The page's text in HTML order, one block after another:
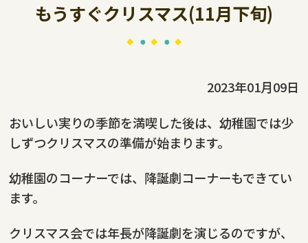
もうすぐクリスマス(11月下旬)
2023年01月09日
おいしい実りの季節を満喫した後は、幼稚園では少
しずつクリスマスの準備が始まります。
幼稚園のコーナーでは、降誕劇コーナーもできてい
ます。
クリスマス会では年長が降誕劇を演じるのですが、